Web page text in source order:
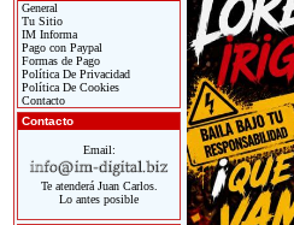
General
Tu Sitio
IM Informa
Pago con Paypal
Formas de Pago
Política De Privacidad
Política De Cookies
Contacto
Contacto
Email:
Te atenderá Juan Carlos.
Lo antes posible